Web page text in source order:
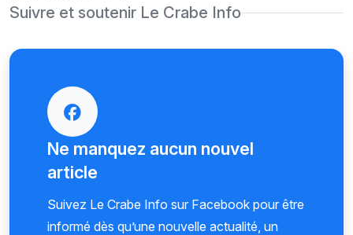
Suivre et soutenir Le Crabe Info
Ne manquez aucun nouvel
article
Suivez Le Crabe Info sur Facebook pour être
informé dès qu’une nouvelle actualité, un